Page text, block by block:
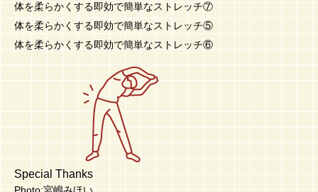
体を柔らかくする即効で簡単なストレッチ⑦
体を柔らかくする即効で簡単なストレッチ⑤
体を柔らかくする即効で簡単なストレッチ⑥
Special Thanks